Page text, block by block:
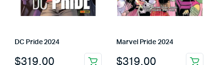
DC Pride 2024
$319.00
Marvel Pride 2024
$319.00